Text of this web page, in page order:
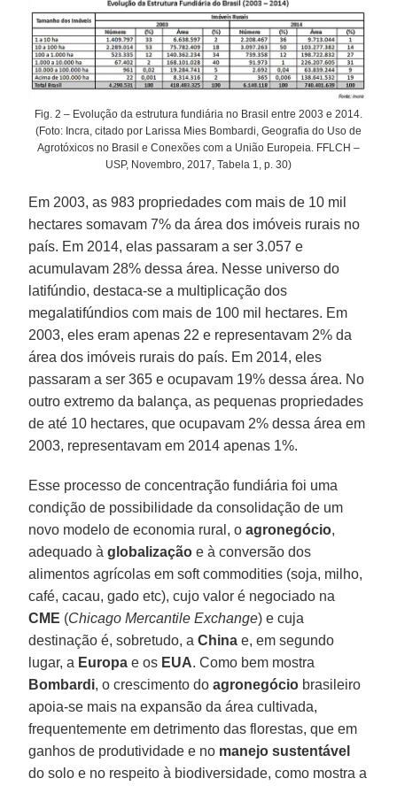
Fig. 2 – Evolução da estrutura fundiária no Brasil entre 2003 e 2014.
(Foto: Incra, citado por Larissa Mies Bombardi, Geografia do Uso de
Agrotóxicos no Brasil e Conexões com a União Europeia. FFLCH –
USP, Novembro, 2017, Tabela 1, p. 30)
Em 2003, as 983 propriedades com mais de 10 mil
hectares somavam 7% da área dos imóveis rurais no
país. Em 2014, elas passaram a ser 3.057 e
acumulavam 28% dessa área. Nesse universo do
latifúndio, destaca-se a multiplicação dos
megalatifúndios com mais de 100 mil hectares. Em
2003, eles eram apenas 22 e representavam 2% da
área dos imóveis rurais do país. Em 2014, eles
passaram a ser 365 e ocupavam 19% dessa área. No
outro extremo da balança, as pequenas propriedades
de até 10 hectares, que ocupavam 2% dessa área em
2003, representavam em 2014 apenas 1%.
Esse processo de concentração fundiária foi uma
condição de possibilidade da consolidação de um
novo modelo de economia rural, oagronegócio,
adequado àglobalização e à conversão dos
alimentos agrícolas em soft commodities (soja, milho,
café, cacau, gado etc), cujo valor é negociado na
CME (Chicago Mercantile Exchange) e cuja
destinação é, sobretudo, aChina e, em segundo
lugar, a Europa e os EUA. Como bem mostra
Bombardi, o crescimento doagronegócio brasileiro
apoia-se mais na expansão da área cultivada,
frequentemente em detrimento das florestas, que em
ganhos de produtividade e no manejo sustentável
do solo e no respeito à biodiversidade, como mostra a